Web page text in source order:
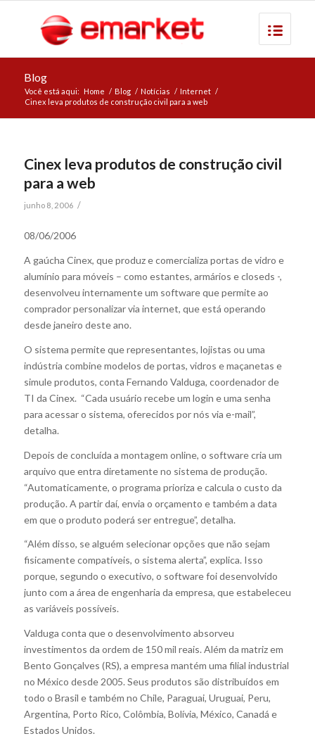
Blog
Você está aqui: Home / Blog / Notícias / Internet /
Cinex leva produtos de construção civil para a web
Cinex leva produtos de construção civil
para a web
junho 8, 2006 /
08/06/2006
A gaúcha Cinex, que produz e comercializa portas de vidro e
alumínio para móveis – como estantes, armários e closeds -,
desenvolveu internamente um software que permite ao
comprador personalizar via internet, que está operando
desde janeiro deste ano.
O sistema permite que representantes, lojistas ou uma
indústria combine modelos de portas, vidros e maçanetas e
simule produtos, conta Fernando Valduga, coordenador de
TI da Cinex. “Cada usuário recebe um login e uma senha
para acessar o sistema, oferecidos por nós via e-mail”,
detalha.
Depois de concluída a montagem online, o software cria um
arquivo que entra diretamente no sistema de produção.
“Automaticamente, o programa prioriza e calcula o custo da
produção. A partir daí, envia o orçamento e também a data
em que o produto poderá ser entregue”, detalha.
“Além disso, se alguém selecionar opções que não sejam
fisicamente compatíveis, o sistema alerta”, explica. Isso
porque, segundo o executivo, o software foi desenvolvido
junto com a área de engenharia da empresa, que estabeleceu
as variáveis possíveis.
Valduga conta que o desenvolvimento absorveu
investimentos da ordem de 150 mil reais. Além da matriz em
Bento Gonçalves (RS), a empresa mantém uma filial industrial
no México desde 2005. Seus produtos são distribuídos em
todo o Brasil e também no Chile, Paraguai, Uruguai, Peru,
Argentina, Porto Rico, Colômbia, Bolívia, México, Canadá e
Estados Unidos.